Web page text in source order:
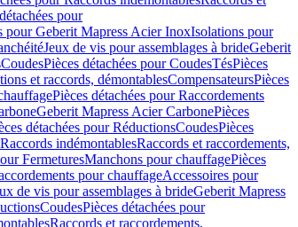
pour
pour Geberit Mapress Acier InoxIsolations pour
Jeux de vis pour assemblages à brideGeberit
CoudesPièces détachées pour CoudesTésPièces
et raccords, démontablesCompensateursPièces
Pièces détachées pour Raccordements
Geberit Mapress Acier CarbonePièces
détachées pour RéductionsCoudesPièces
indémontablesRaccords et raccordements,
FermeturesManchons pour chauffagePièces
pour chauffageAccessoires pour
de vis pour assemblages à brideGeberit Mapress
CoudesPièces détachées pour
Raccords et raccordements,